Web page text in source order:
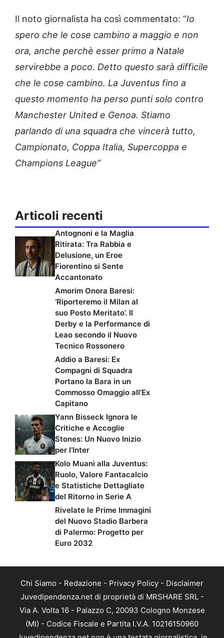
Il noto giornalista ha così commentato: “Io
spero che le cose cambino a maggio e non
ora, anche perchè esser primo a Natale
servirebbe a poco. Detto questo sarà difficile
che le cose cambino. La Juventus fino a
questo momento ha perso punti solo contro
Manchester United e Genoa. Stiamo
parlando di una squadra che vincerà tutto,
Campionato, Coppa Italia, Supercoppa e
Champions League”
Articoli recenti
Antognoni e la Maglia
Ritirata: Tra Rabbia e
Delusione, un Eroe
Fiorentino si Sente
Accantonato
Amorim Onora Baresi:
‘Riporteremo il Milan al
suo Posto Meritato’. Il
Derby e la Performance di
Leao secondo il Nuovo
Tecnico Rossonero
Addio a Baresi: Ex
Compagni di Squadra
Portano la Bara in un
Commosso Omaggio all’Ex
Capitano
Yann Bisseck Ignora le
Critiche e Accoglie
Stones: Un Nuovo Inizio
per l’Inter
Kolo Muani alla Juventus:
Ruolo, Valore Fantacalcio
e Statistiche Dettagliate
del Ritorno in Serie A
Rivelate le Prime Immagini
del Nuovo Stadio Barbera
di Palermo: Progetto per
Euro 2032
Chi Siamo - Redazione - Privacy Policy - Disclaimer
Juvedipendenza.net di proprietà di MRSHARE SRL -
Via A. Volta 16 - Palazzo C, 20093 Cologno Monzese
(MI) - Codice Fiscale e Partita I.V.A. 10216150960